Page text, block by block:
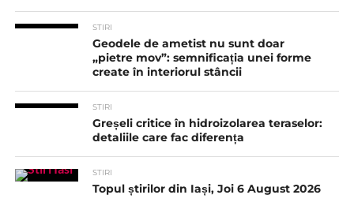
STIRI
Geodele de ametist nu sunt doar
„pietre mov”: semnificația unei forme
create în interiorul stâncii
STIRI
Greșeli critice în hidroizolarea teraselor:
detaliile care fac diferența
STIRI
Topul știrilor din Iași, Joi 6 August 2026